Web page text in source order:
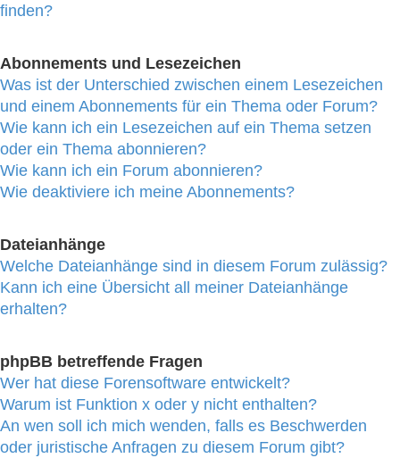
finden?
Abonnements und Lesezeichen
Was ist der Unterschied zwischen einem Lesezeichen
und einem Abonnements für ein Thema oder Forum?
Wie kann ich ein Lesezeichen auf ein Thema setzen
oder ein Thema abonnieren?
Wie kann ich ein Forum abonnieren?
Wie deaktiviere ich meine Abonnements?
Dateianhänge
Welche Dateianhänge sind in diesem Forum zulässig?
Kann ich eine Übersicht all meiner Dateianhänge
erhalten?
phpBB betreffende Fragen
Wer hat diese Forensoftware entwickelt?
Warum ist Funktion x oder y nicht enthalten?
An wen soll ich mich wenden, falls es Beschwerden
oder juristische Anfragen zu diesem Forum gibt?